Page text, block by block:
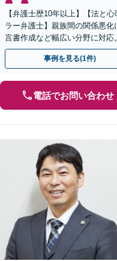
【弁護士歴10年以上】【法と
ラー弁護士】親族間の関係悪
言書作成など幅広い分野に対
さい。【夜間・休日の相談可能
事例を見る(1件)
電話でお問い合わせ